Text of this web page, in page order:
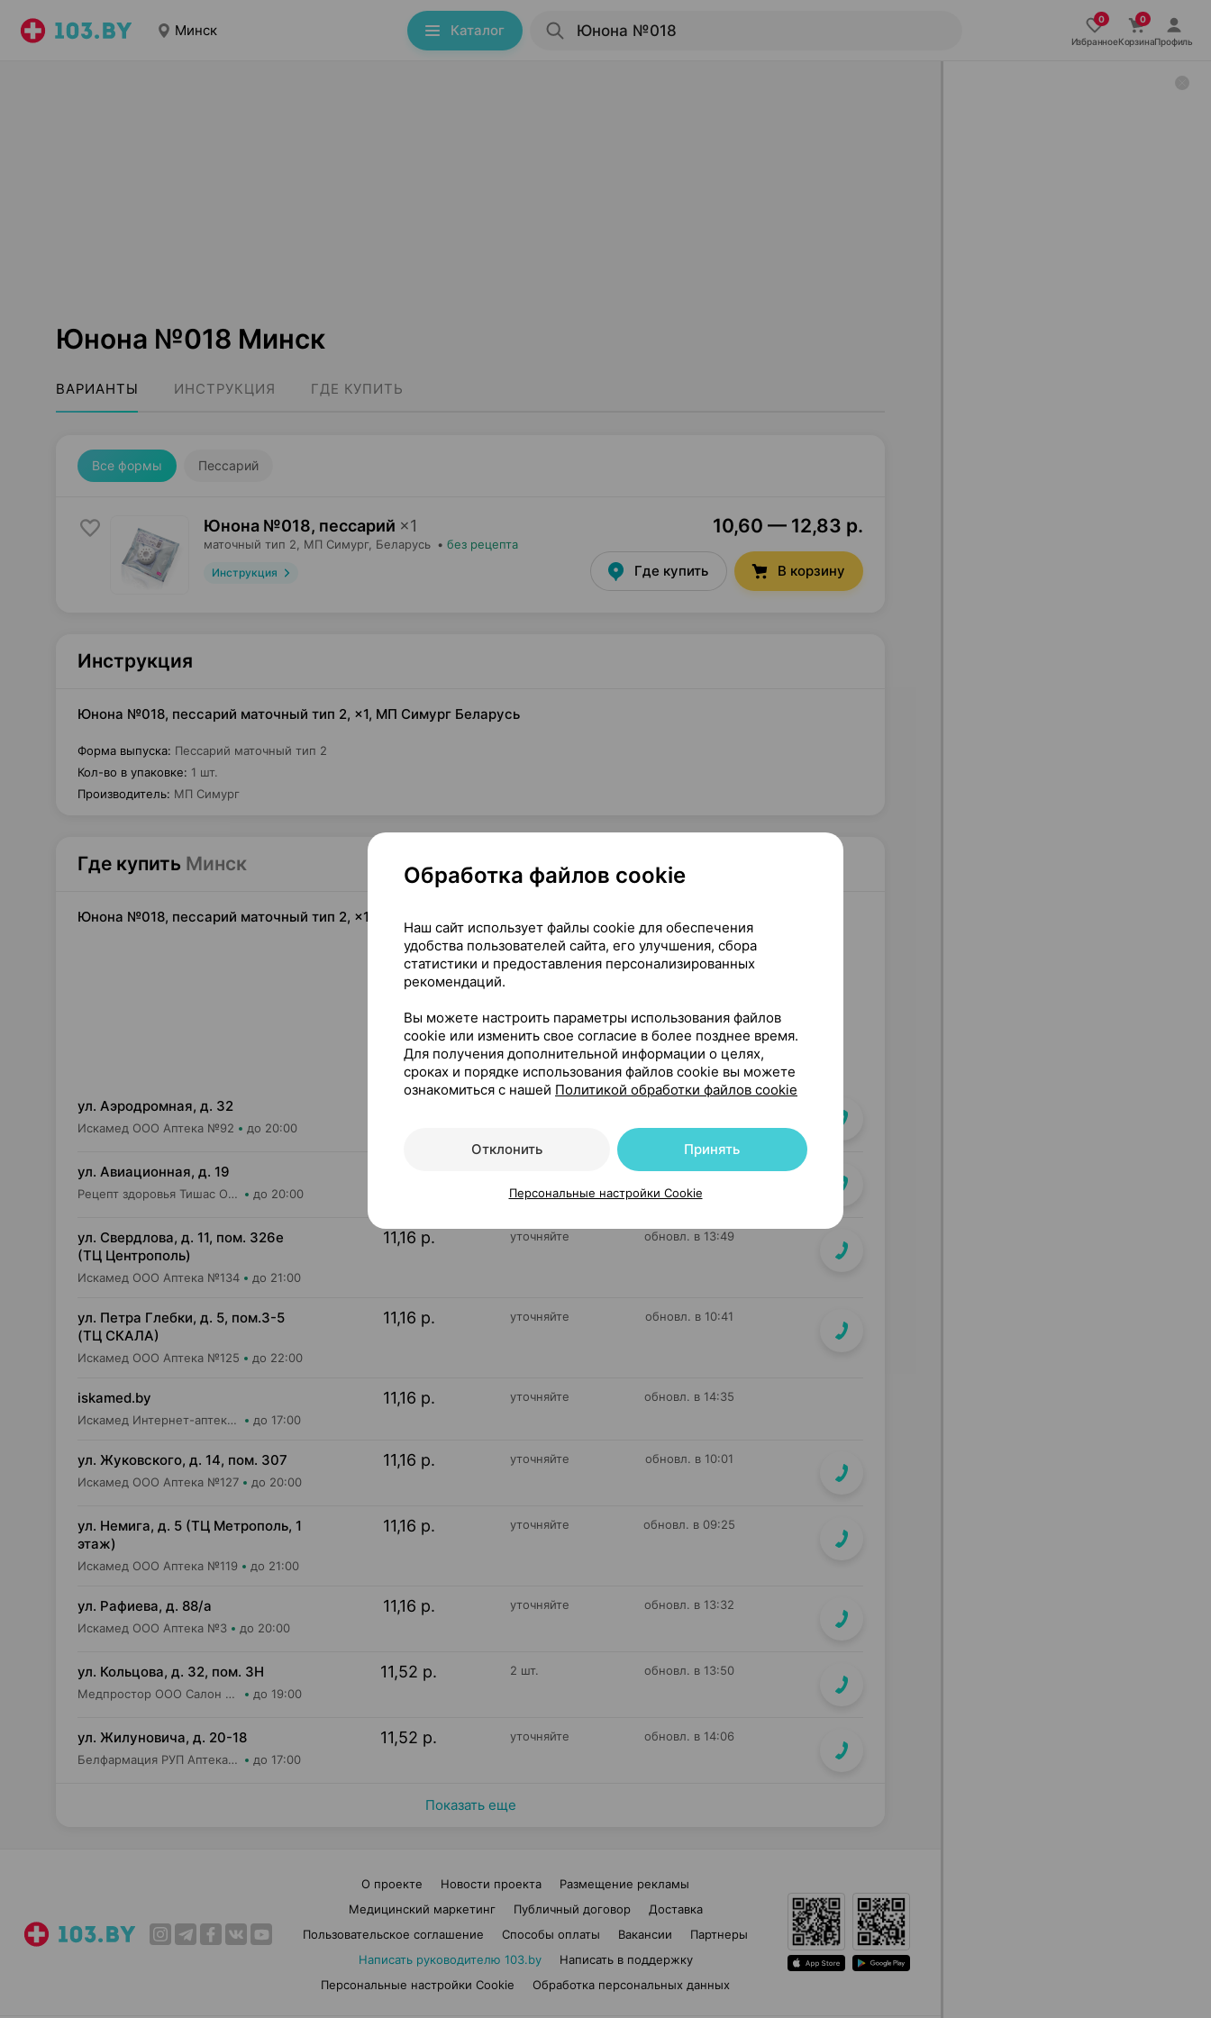
Минск Каталог
ИзбранноеКорзинаПрофиль
Юнона №018 Минск
ВАРИАНТЫ ИНСТРУКЦИЯ ГДЕ КУПИТЬ
Все формы Пессарий
Юнона №018, пессарий ×1
маточный тип 2, МП Симург, Беларусь • без рецепта
Инструкция
10,60 — 12,83 р.
Где купить В корзину
Инструкция
Юнона №018, пессарий маточный тип 2, ×1, МП Симург Беларусь
Форма выпуска: Пессарий маточный тип 2
Кол-во в упаковке: 1 шт.
Производитель: МП Симург
Где купить Минск
Юнона №018, пессарий маточный тип 2, ×1, МП Симург Беларусь
На карте
ул. Аэродромная, д. 32
Искамед ООО Аптека №92 до 20:00
ул. Авиационная, д. 19
Рецепт здоровья Тишас ОДО Аптека №21 до 20:00
обновл. в 14:30
ул. Свердлова, д. 11, пом. 326е
(ТЦ Центрополь)
Искамед ООО Аптека №134 до 21:00
11,16 р. уточняйте обновл. в 13:49
ул. Петра Глебки, д. 5, пом.3-5
(ТЦ СКАЛА)
Искамед ООО Аптека №125 до 22:00
11,16 р. уточняйте обновл. в 10:41
iskamed.by
Искамед Интернет-аптека Iskamed.by до 17:00
11,16 р. уточняйте обновл. в 14:35
ул. Жуковского, д. 14, пом. 307
Искамед ООО Аптека №127 до 20:00
11,16 р. уточняйте обновл. в 10:01
ул. Немига, д. 5 (ТЦ Метрополь, 1
этаж)
Искамед ООО Аптека №119 до 21:00
11,16 р. уточняйте обновл. в 09:25
ул. Рафиева, д. 88/а
Искамед ООО Аптека №3 до 20:00
11,16 р. уточняйте обновл. в 13:32
ул. Кольцова, д. 32, пом. 3Н
Медпростор ООО Салон медтехники и ортопедии №5 до 19:00
11,52 р. 2 шт. обновл. в 13:50
ул. Жилуновича, д. 20-18
Белфармация РУП Аптека №21 до 17:00
11,52 р. уточняйте обновл. в 14:06
Показать еще
О проекте Новости проекта
Размещение рекламы
Медицинский маркетинг
Публичный договор
Доставка
Пользовательское соглашение
Способы оплаты Вакансии
Партнеры
Написать руководителю 103.by
Написать в поддержку
Персональные настройки Cookie
Обработка персональных данных
Обработка файлов cookie
Наш сайт использует файлы cookie для обеспечения
удобства пользователей сайта, его улучшения, сбора
статистики и предоставления персонализированных
рекомендаций.
Вы можете настроить параметры использования файлов
cookie или изменить свое согласие в более позднее время.
Для получения дополнительной информации о целях,
сроках и порядке использования файлов cookie вы можете
ознакомиться с нашей Политикой обработки файлов cookie
Отклонить Принять
Персональные настройки Cookie